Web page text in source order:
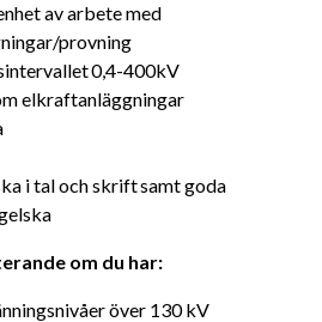
av arbete med
provning
0,4-400kV
elkraftanläggningar
i tal och skrift samt goda
om du har:
över 130 kV